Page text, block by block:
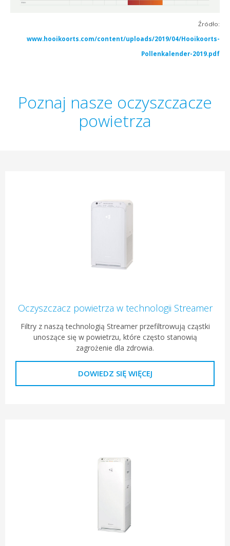
Źródło:
www.hooikoorts.com/content/uploads/2019/04/Hooikoorts-
Pollenkalender-2019.pdf
Poznaj nasze oczyszczacze
powietrza
Oczyszczacz powietrza w technologii Streamer
Filtry z naszą technologią Streamer przefiltrowują cząstki
unoszące się w powietrzu, które często stanowią
zagrożenie dla zdrowia.
DOWIEDZ SIĘ WIĘCEJ